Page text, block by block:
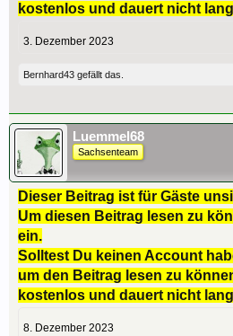
kostenlos und dauert nicht
3. Dezember 2023
Bernhard43 gefällt das.
Luemmel68
Sachsenteam
Dieser Beitrag ist für Gäste
Um diesen Beitrag lesen zu
ein.
Solltest Du keinen Account
um den Beitrag lesen zu
kostenlos und dauert nicht
8. Dezember 2023